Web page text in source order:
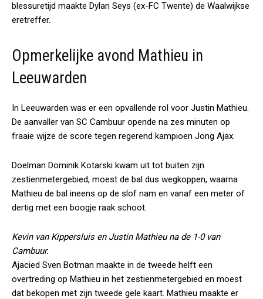
blessuretijd maakte Dylan Seys (ex-FC Twente) de Waalwijkse
eretreffer.
Opmerkelijke avond Mathieu in
Leeuwarden
In Leeuwarden was er een opvallende rol voor Justin Mathieu.
De aanvaller van SC Cambuur opende na zes minuten op
fraaie wijze de score tegen regerend kampioen Jong Ajax.
Doelman Dominik Kotarski kwam uit tot buiten zijn
zestienmetergebied, moest de bal dus wegkoppen, waarna
Mathieu de bal ineens op de slof nam en vanaf een meter of
dertig met een boogje raak schoot.
Kevin van Kippersluis en Justin Mathieu na de 1-0 van
Cambuur.
Ajacied Sven Botman maakte in de tweede helft een
overtreding op Mathieu in het zestienmetergebied en moest
dat bekopen met zijn tweede gele kaart. Mathieu maakte er